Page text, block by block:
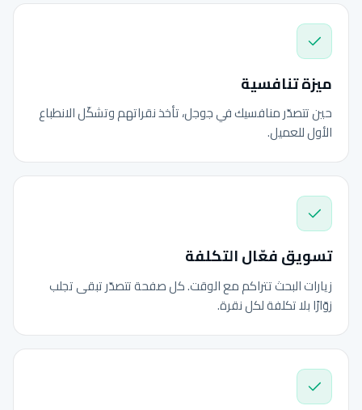
ميزة تنافسية
حين تتصدّر منافسيك في جوجل، تأخذ نقراتهم وتشكّل الانطباع
الأول للعميل.
تسويق فعّال التكلفة
زيارات البحث تتراكم مع الوقت. كل صفحة تتصدّر تبقى تجلب
زوّارًا بلا تكلفة لكل نقرة.